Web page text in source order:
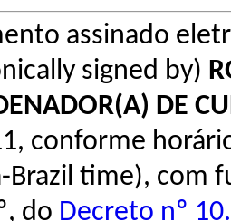
assinado
signed by)
DE
conforme
Brazil time), com
do Decreto nº